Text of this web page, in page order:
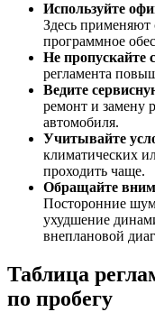
Используйте
Здесь применяют
программное
Не пропускайте
регламента
Ведите
ремонт и замену
автомобиля.
Учитывайте
климатических
проходить чаще.
Обращайте
Посторонние
ухудшение
внеплановой
Таблица
по пробегу